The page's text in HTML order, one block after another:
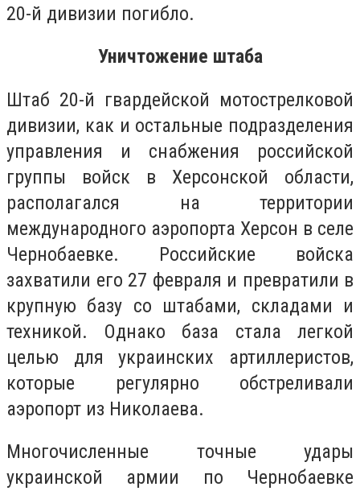
20-й дивизии погибло.
Уничтожение штаба
Штаб 20-й гвардейской мотострелковой
дивизии, как и остальные подразделения
управления и снабжения российской
группы войск в Херсонской области,
располагался на территории
международного аэропорта Херсон в селе
Чернобаевке. Российские войска
захватили его 27 февраля и превратили в
крупную базу со штабами, складами и
техникой. Однако база стала легкой
целью для украинских артиллеристов,
которые регулярно обстреливали
аэропорт из Николаева.
Многочисленные точные удары
украинской армии по Чернобаевке